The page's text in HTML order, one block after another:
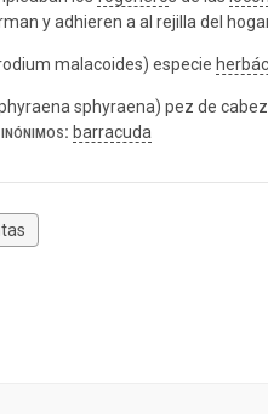
y adhieren a al rejilla del
malacoides) especie
sphyraena) pez de
barracuda